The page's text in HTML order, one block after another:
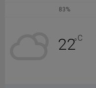
83%
22°C